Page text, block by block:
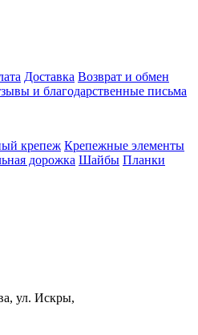
Доставка Возврат и обмен
и благодарственные письма
крепеж Крепежные элементы
дорожка Шайбы Планки
ул. Искры,